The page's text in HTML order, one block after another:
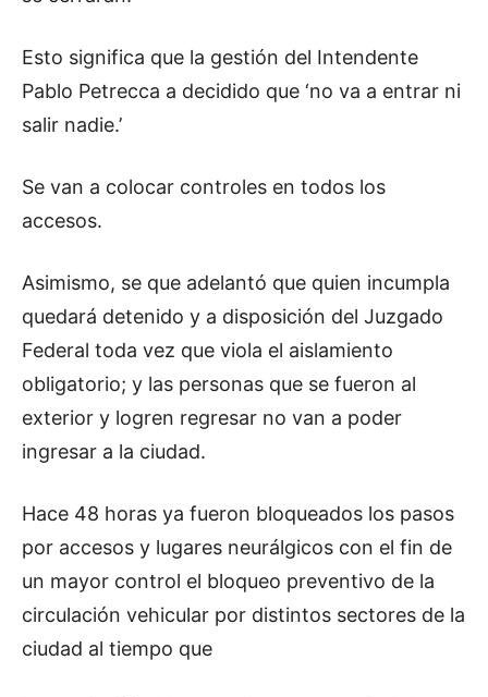
Esto significa que la gestión del Intendente
Pablo Petrecca a decidido que ‘no va a entrar ni
salir nadie.’
Se van a colocar controles en todos los
accesos.
Asimismo, se que adelantó que quien incumpla
quedará detenido y a disposición del Juzgado
Federal toda vez que viola el aislamiento
obligatorio; y las personas que se fueron al
exterior y logren regresar no van a poder
ingresar a la ciudad.
Hace 48 horas ya fueron bloqueados los pasos
por accesos y lugares neurálgicos con el fin de
un mayor control el bloqueo preventivo de la
circulación vehicular por distintos sectores de la
ciudad al tiempo que